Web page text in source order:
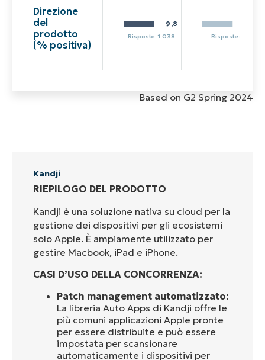
Direzione
del
prodotto
(% positiva)
9,8
Risposte: 1.038 Risposte: 287
Based on G2 Spring 2024
Kandji
RIEPILOGO DEL PRODOTTO
Kandji è una soluzione nativa su cloud per la
gestione dei dispositivi per gli ecosistemi
solo Apple. È ampiamente utilizzato per
gestire Macbook, iPad e iPhone.
CASI D’USO DELLA CONCORRENZA:
Patch management automatizzato:
La libreria Auto Apps di Kandji offre le
più comuni applicazioni Apple pronte
per essere distribuite e può essere
impostata per scansionare
automaticamente i dispositivi per